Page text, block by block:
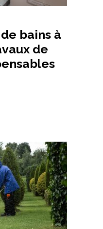
bains à
de